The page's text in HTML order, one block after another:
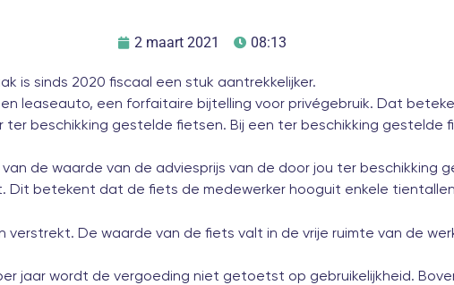
2 maart 2021 08:13
is sinds 2020 fiscaal een stuk aantrekkelijker.
leaseauto, een forfaitaire bijtelling voor privégebruik. Dat
beschikking gestelde fietsen. Bij een ter beschikking gestelde
de waarde van de adviesprijs van de door jou ter beschikking
Dit betekent dat de fiets de medewerker hooguit enkele tientallen
verstrekt. De waarde van de fiets valt in de vrije ruimte van de
jaar wordt de vergoeding niet getoetst op gebruikelijkheid.